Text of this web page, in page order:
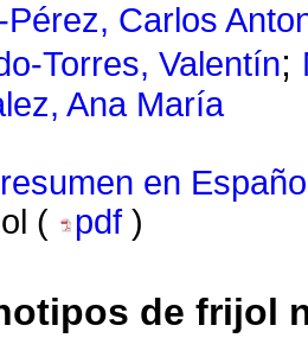
Pérez, Carlos
Torres, Valentín;
Ana María
resumen en
(
pdf )
de frijol